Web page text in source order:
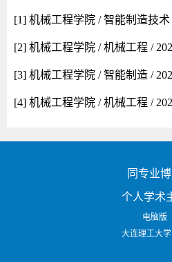
[1] 机械工程学院 / 智能制造技术
[2] 机械工程学院 / 机械工程 /
[3] 机械工程学院 / 智能制造 /
[4] 机械工程学院 / 机械工程 /
同专业
个人学术
电脑版
大连理工大